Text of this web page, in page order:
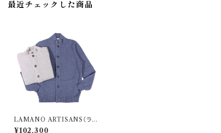
最近チェックした商品
LAMANO ARTISANS（ラマ
ノ アーチザン） ブルゾン LMK4
¥102,300